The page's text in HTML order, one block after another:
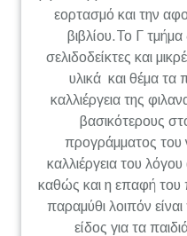
εορτασμό και την
βιβλίου.Το Γ
σελιδοδείκτες και
υλικά και θέμα τα
καλλιέργεια της
βασικότερους
προγράμματος του
καλλιέργεια του
καθώς και η επαφή του
παραμύθι λοιπόν
είδος για τα